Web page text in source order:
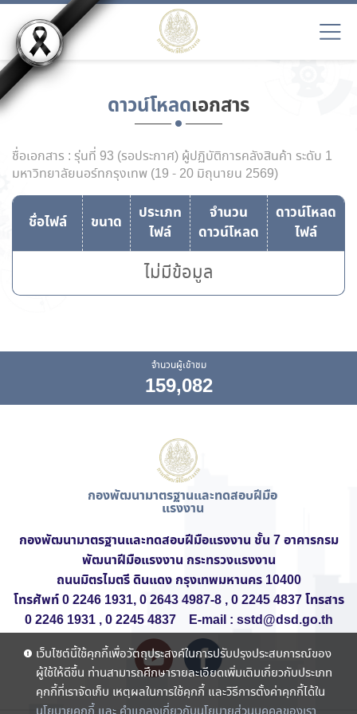
ดาวน์โหลดเอกสาร
ชื่อเอกสาร : รุ่นที่ 93 (รอประกาศ) ผู้ปฏิบัติการคลังสินค้า ระดับ 1
มหาวิทยาลัยนอร์ทกรุงเทพ (19 - 20 มิถุนายน 2569)
ชื่อไฟล์ ขนาด
ประเภท
ไฟล์
จำนวน
ดาวน์โหลด
ดาวน์โหลด
ไฟล์
ไม่มีข้อมูล
จำนวนผู้เข้าชม
159,082
กองพัฒนามาตรฐานและทดสอบฝีมือ
แรงงาน
กองพัฒนามาตรฐานและทดสอบฝีมือแรงงาน ชั้น 7อาคารกรม
พัฒนาฝีมือแรงงาน กระทรวงแรงงาน
ถนนมิตรไมตรี ดินแดง กรุงเทพมหานคร 10400
โทรศัพท์ 0 2246 1931, 0 2643 4987-8 , 0 2245 4837 โทรสาร
0 2246 1931 , 0 2245 4837 E-mail : sstd@dsd.go.th
เว็บไซต์นี้ใช้คุกกี้เพื่อวัตถุประสงค์ในการปรับปรุงประสบการณ์ของ
ผู้ใช้ให้ดีขึ้น ท่านสามารถศึกษารายละเอียดเพิ่มเติมเกี่ยวกับประเภท
คุกกี้ที่เราจัดเก็บ เหตุผลในการใช้คุกกี้ และวิธีการตั้งค่าคุกกี้ได้ใน